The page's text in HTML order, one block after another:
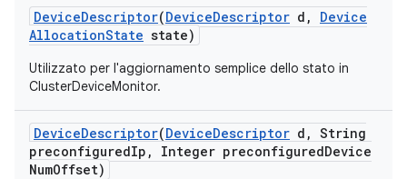
DeviceDescriptor(DeviceDescriptor d ,
Device
AllocationState state)
Utilizzato per l'aggiornamento semplice dello stato in
ClusterDeviceMonitor.
DeviceDescriptor(DeviceDescriptor d , String
preconfiguredIp , Integer preconfiguredDevice
NumOffset)